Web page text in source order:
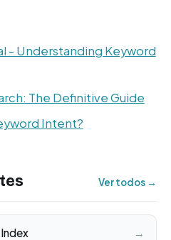
- Understanding Keyword
The Definitive Guide
Intent?
Ver todos →
→